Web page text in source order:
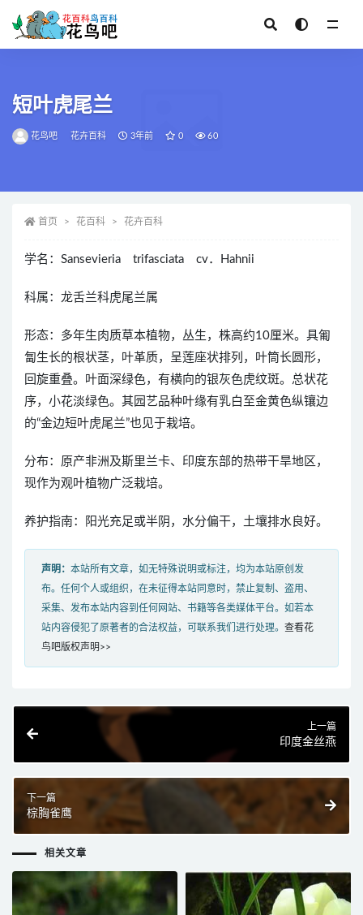
短叶虎尾兰
花鸟吧 花卉百科 3年前 0 60
首页 花百科 花卉百科
学名：Sansevieria trifasciata cv．Hahnii
科属：龙舌兰科虎尾兰属
形态：多年生肉质草本植物，丛生，株高约10厘米。具匍
匐生长的根状茎，叶革质，呈莲座状排列，叶筒长圆形，
回旋重叠。叶面深绿色，有横向的银灰色虎纹斑。总状花
序，小花淡绿色。其园艺品种叶缘有乳白至金黄色纵镶边
的“金边短叶虎尾兰”也见于栽培。
分布：原产非洲及斯里兰卡、印度东部的热带干旱地区，
现作为观叶植物广泛栽培。
养护指南：阳光充足或半阴，水分偏干，土壤排水良好。
声明： 本站所有文章，如无特殊说明或标注，均为本站原创发
布。任何个人或组织，在未征得本站同意时，禁止复制、盗用、
采集、发布本站内容到任何网站、书籍等各类媒体平台。如若本
站内容侵犯了原著者的合法权益，可联系我们进行处理。 查看花
鸟吧版权声明>>
上一篇
印度金丝燕
下一篇
棕胸雀鹰
相关文章